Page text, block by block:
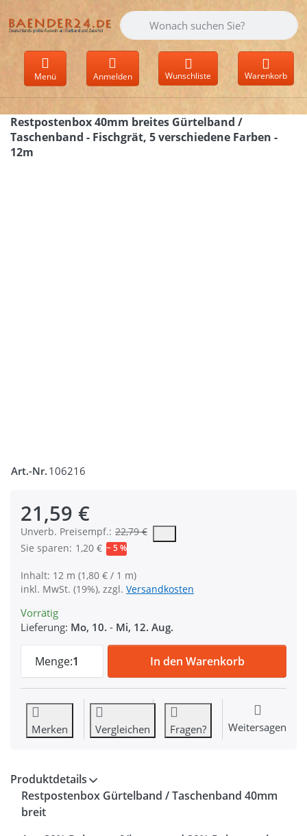
Geben Sie einen Suchbegriff ein.
Menü Anmelden Wunschliste Warenkorb
Restpostenbox 40mm breites Gürtelband /
Taschenband - Fischgrät, 5 verschiedene Farben -
12m
Art.-Nr. 106216
21,59 €
Unverb. Preisempf.: 22,79 €
Die UVP ist der vorgeschlagene oder empfohlene
Sie sparen: 1,20 € − 5 %
Inhalt: 12 m (1,80 € / 1 m)
inkl. MwSt. (19%), zzgl. Versandkosten
Vorrätig
Lieferung: Mo, 10. - Mi, 12. Aug.
Menge:1
Restpostenbox 40mm breites Gürtelband
In den Warenkorb
Merken Vergleichen Fragen? Weitersagen
Produktdetails
Restpostenbox Gürtelband / Taschenband 40mm
breit